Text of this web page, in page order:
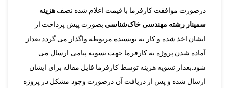
درصورت موافقت کارفرما با قیمت اعلام شده نصف هزینه
سمینار رشته مهندسی خاک‌شناسی بصورت پیش پرداخت از
ایشان اخذ شده و کار به نویسنده مربوطه واگذار می گردد.بعداز
آماده شدن پروژه به کارفرما جهت تسویه پیامی ارسال می
شود.بعداز تسویه هزینه توسط کارفرما فایل مقاله برای ایشان
ارسال شده و پس از دریافت آن درصورت وجود مشکل در پروژه